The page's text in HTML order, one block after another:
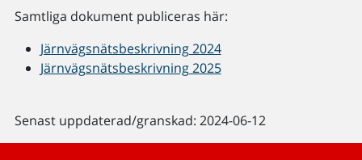
Samtliga dokument publiceras här:
Järnvägsnätsbeskrivning 2024
Järnvägsnätsbeskrivning 2025
Senast uppdaterad/granskad: 2024-06-12